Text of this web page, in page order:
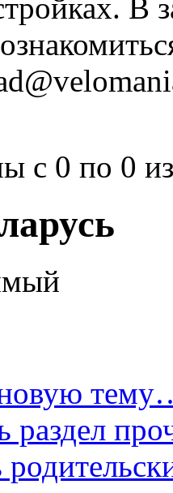
В
с 0 по 0
раздел